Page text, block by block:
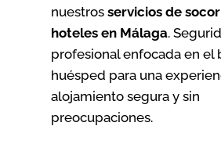
nuestros servicios de
hoteles en Málaga.
profesional enfocada en el
huésped para una
alojamiento segura y sin
preocupaciones.